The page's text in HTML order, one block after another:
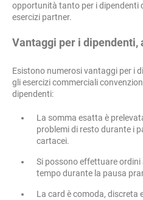
opportunità tanto per i dipendenti
esercizi partner.
Vantaggi per i
Esistono numerosi vantaggi per i
gli esercizi commerciali
dipendenti:
La somma esatta è
problemi di resto durante i
cartacei.
Si possono effettuare
tempo durante la pausa
La card è comoda, discreta